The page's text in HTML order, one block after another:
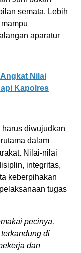
semata. Lebih
aparatur
Nilai
Kapolres
diwujudkan
dalam
Nilai-nilai
integritas,
keberpihakan
tugas
pecinya,
di
dan